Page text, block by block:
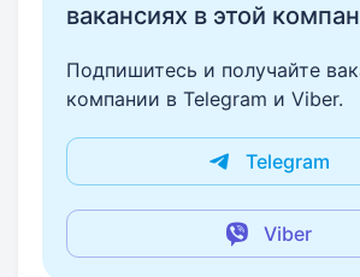
вакансиях в этой
Подпишитесь и получайте
компании в Telegram и Viber.
Telegram
Viber